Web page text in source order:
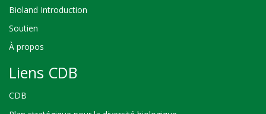
Bioland Introduction
Soutien
À propos
Liens CDB
CDB